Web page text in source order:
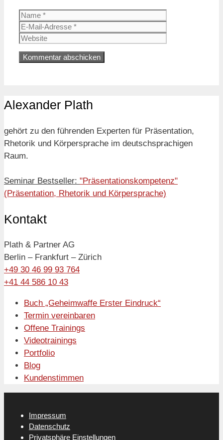
Name
Alexander Plath
gehört zu den führenden Experten für Präsentation,
Rhetorik und Körpersprache im deutschsprachigen
Raum.
Seminar Bestseller: "Präsentationskompetenz"
(Präsentation, Rhetorik und Körpersprache)
Kontakt
Plath & Partner AG
Berlin – Frankfurt – Zürich
+49 30 46 99 93 764
+41 44 586 10 43
Buch „Geheimwaffe Erster Eindruck“
Termin vereinbaren
Offene Trainings
Videotrainings
Portfolio
Blog
Kundenstimmen
Impressum
Datenschutz
Privatsphäre Einstellungen